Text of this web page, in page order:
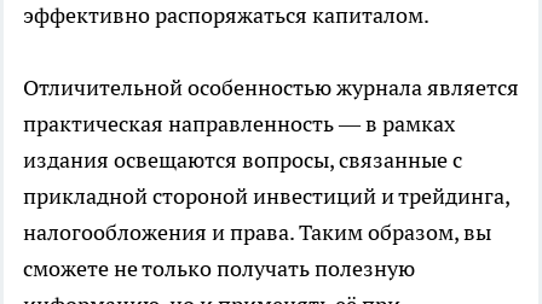
эффективно распоряжаться капиталом.
Отличительной особенностью журнала является
практическая направленность — в рамках
издания освещаются вопросы, связанные с
прикладной стороной инвестиций и трейдинга,
налогообложения и права. Таким образом, вы
сможете не только получать полезную